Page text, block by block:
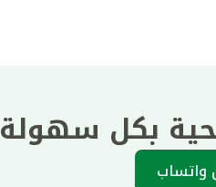
بكل سهولة
واتساب